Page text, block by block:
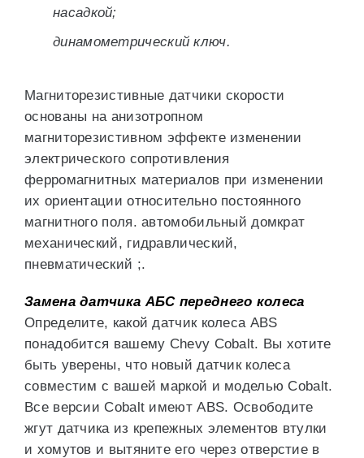
насадкой;
динамометрический ключ.
Магниторезистивные датчики скорости
основаны на анизотропном
магниторезистивном эффекте изменении
электрического сопротивления
ферромагнитных материалов при изменении
их ориентации относительно постоянного
магнитного поля. автомобильный домкрат
механический, гидравлический,
пневматический ;.
Замена датчика АБС переднего колеса
Определите, какой датчик колеса ABS
понадобится вашему Chevy Cobalt. Вы хотите
быть уверены, что новый датчик колеса
совместим с вашей маркой и моделью Cobalt.
Все версии Cobalt имеют ABS. Освободите
жгут датчика из крепежных элементов втулки
и хомутов и вытяните его через отверстие в